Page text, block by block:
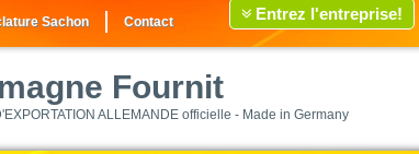
Sachon Contact Entrez l'entreprise!
Fournit
ALLEMANDE officielle - Made in Germany